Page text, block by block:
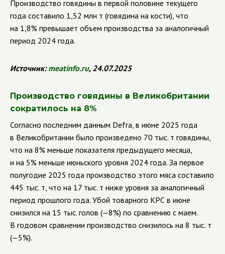
Производство говядины в первой половине текущего
года составило 1,52 млн т (говядина на кости), что
на 1,8% превышает объем производства за аналогичный
период 2024 года.
Источник:meatinfo.ru, 24.07.2025
Производство говядины в Великобритании
сократилось на 8%
Согласно последним данным Defra, в июне 2025 года
в Великобритании было произведено 70 тыс. т говядины,
что на 8% меньше показателя предыдущего месяца,
и на 5% меньше июньского уровня 2024 года. За первое
полугодие 2025 года производство этого мяса составило
445 тыс. т, что на 17 тыс. т ниже уровня за аналогичный
период прошлого года. Убой товарного КРС в июне
снизился на 15 тыс. голов (—8%) по сравнению с маем.
В годовом сравнении производство снизилось на 8 тыс. т
(—5%).